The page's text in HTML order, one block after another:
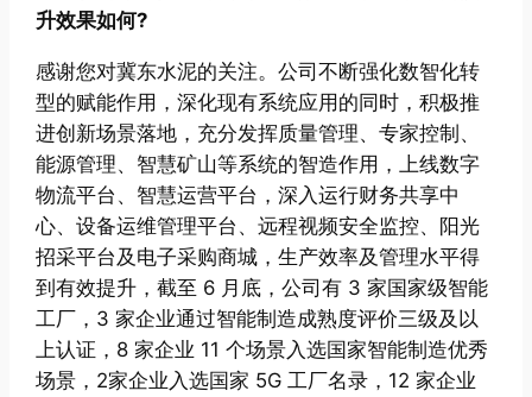
升效果如何?
感谢您对冀东水泥的关注。公司不断强化数智化转
型的赋能作用，深化现有系统应用的同时，积极推
进创新场景落地，充分发挥质量管理、专家控制、
能源管理、智慧矿山等系统的智造作用，上线数字
物流平台、智慧运营平台，深入运行财务共享中
心、设备运维管理平台、远程视频安全监控、阳光
招采平台及电子采购商城，生产效率及管理水平得
到有效提升，截至 6 月底，公司有 3 家国家级智能
工厂，3 家企业通过智能制造成熟度评价三级及以
上认证，8 家企业 11 个场景入选国家智能制造优秀
场景，2家企业入选国家 5G 工厂名录，12 家企业